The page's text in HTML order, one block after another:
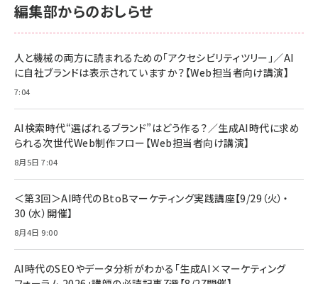
編集部からのおしらせ
人と機械の両方に読まれるための「アクセシビリティツリー」／AI
に自社ブランドは表示されていますか？【Web担当者向け講演】
7:04
AI検索時代“選ばれるブランド”はどう作る？／生成AI時代に求め
られる次世代Web制作フロー【Web担当者向け講演】
8月5日 7:04
＜第3回＞AI時代のBtoBマーケティング実践講座【9/29（火）・
30（水）開催】
8月4日 9:00
AI時代のSEOやデータ分析がわかる「生成AI×マーケティング